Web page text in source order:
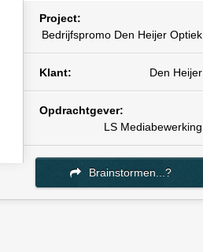
Project:
Bedrijfspromo Den Heijer Optiek
Klant: Den Heijer
Opdrachtgever:
LS Mediabewerking
Brainstormen...?